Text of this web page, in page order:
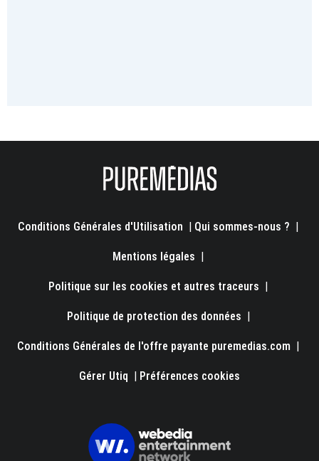
Conditions Générales d'Utilisation | Qui sommes-nous ? |
Mentions légales |
Politique sur les cookies et autres traceurs |
Politique de protection des données |
Conditions Générales de l'offre payante puremedias.com |
Gérer Utiq | Préférences cookies